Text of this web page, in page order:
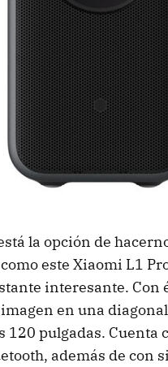
la opción de
este Xiaomi L1
interesante. Con
en una
120 pulgadas. Cuenta
además de con